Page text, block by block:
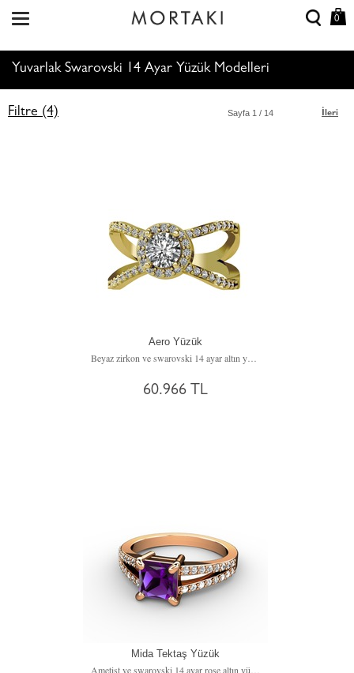
0
Yuvarlak Swarovski 14 Ayar Yüzük Modelleri
Filtre (4) İleri
Sayfa 1 / 14
Aero Yüzük
Beyaz zirkon ve swarovski 14 ayar altın yüzük
60.966 TL
Mida Tektaş Yüzük